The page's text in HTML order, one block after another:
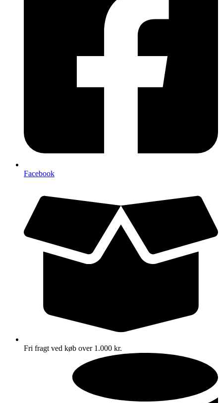
Facebook
Fri fragt ved køb over 1.000 kr.